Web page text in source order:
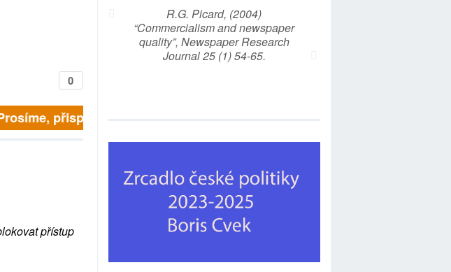
0
přispějte. ➥
přístup
R.G. Picard, (2004)
“Commercialism and newspaper
quality”, Newspaper Research
Journal 25 (1) 54-65.